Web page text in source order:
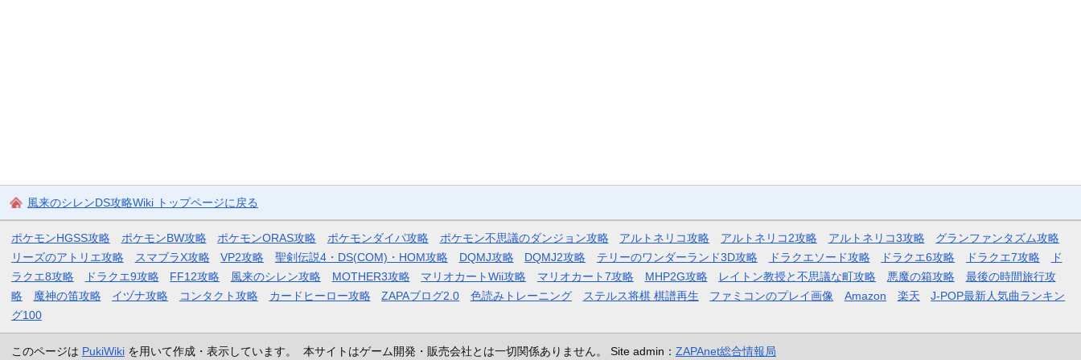
風来のシレンDS攻略Wiki トップページに戻る
ポケモンHGSS攻略 ポケモンBW攻略 ポケモンORAS攻略 ポケモンダイパ攻略 ポケモン不思議のダンジョン攻略 アルトネリコ攻略 アルトネリコ2攻略 アルトネリコ3攻略
グランファンタズム攻略
リーズのアトリエ攻略
スマブラX攻略 VP2攻略 聖剣伝説4・DS(COM)・HOM攻略 DQMJ攻略 DQMJ2攻略 テリーのワンダーランド3D攻略 ドラクエソード攻略 ドラクエ6攻略 ドラクエ7攻略
ド
ラクエ8攻略
ドラクエ9攻略 FF12攻略 風来のシレン攻略 MOTHER3攻略 マリオカートWii攻略 マリオカート7攻略 MHP2G攻略 レイトン教授と不思議な町攻略 悪魔の箱攻略
最後の時間旅行攻
略
魔神の笛攻略 イヅナ攻略 コンタクト攻略 カードヒーロー攻略 ZAPAブログ2.0 色読みトレーニング ステルス将棋 棋譜再生 ファミコンのプレイ画像 Amazon 楽天
J-POP最新人気曲ランキン
グ100
このページは PukiWikiを用いて作成・表示しています。 本サイトはゲーム開発・販売会社とは一切関係ありません。 Site admin： ZAPAnet総合情報局